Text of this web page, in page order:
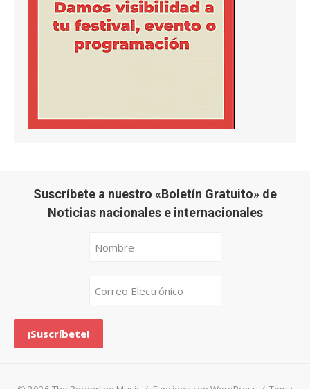
Suscríbete a nuestro «Boletín Gratuito» de
Noticias nacionales e internacionales